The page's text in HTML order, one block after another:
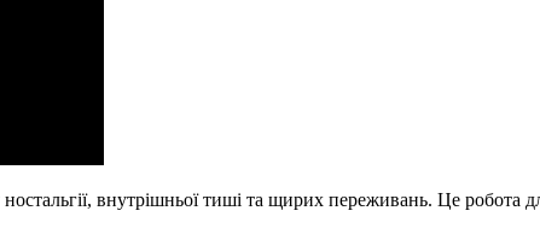
внутрішньої тиші та щирих переживань. Це робота